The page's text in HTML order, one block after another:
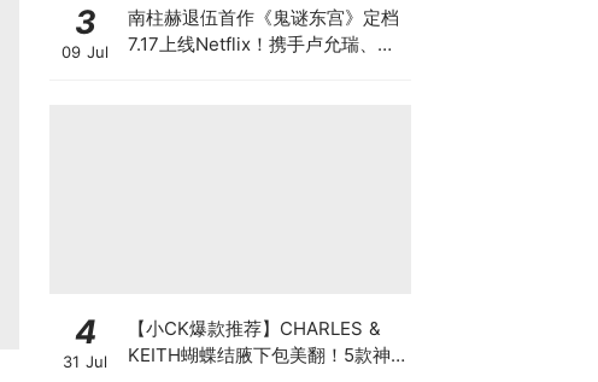
3
09 Jul
南柱赫退伍首作《鬼谜东宫》定档
7.17上线Netflix！携手卢允瑞、曹
4
31 Jul
【小CK爆款推荐】CHARLES &
KEITH蝴蝶结腋下包美翻！5款神